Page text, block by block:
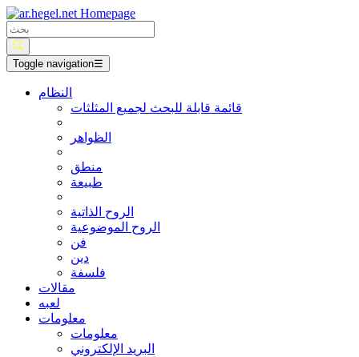
Toggle navigation☰
النظام
قائمة قابلة للبحث لجميع المثلثات
الظواهر
منطق
طبيعة
الروح الذاتية
الروح الموضوعية
فن
دين
فلسفة
مقالات
لعبه
معلومات
معلومات
البريد الإلكتروني